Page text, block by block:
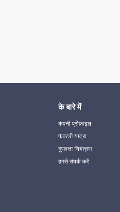
के बारे में
कंपनी प्रोफ़ाइल
फैक्टरी यात्रा
गुणवत्ता नियंत्रण
हमसे संपर्क करें